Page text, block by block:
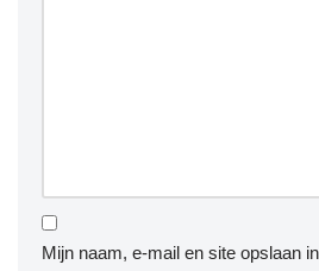
Mijn naam, e-mail en site opslaan